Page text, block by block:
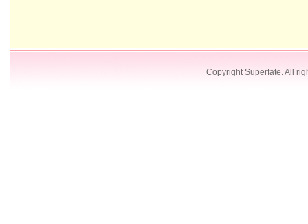
Copyright Superfate. All